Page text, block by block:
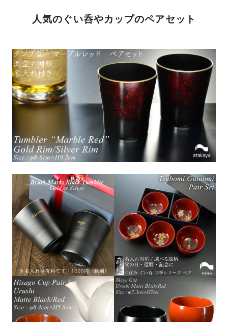
人気のぐい呑やカップのペアセット